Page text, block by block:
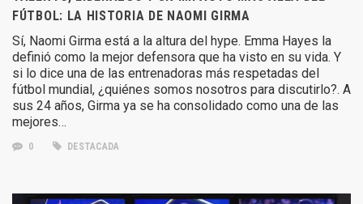
FÚTBOL: LA HISTORIA DE NAOMI GIRMA
Sí, Naomi Girma está a la altura del hype. Emma Hayes la
definió como la mejor defensora que ha visto en su vida. Y
si lo dice una de las entrenadoras más respetadas del
fútbol mundial, ¿quiénes somos nosotros para discutirlo?. A
sus 24 años, Girma ya se ha consolidado como una de las
mejores…
0 DESTACADA